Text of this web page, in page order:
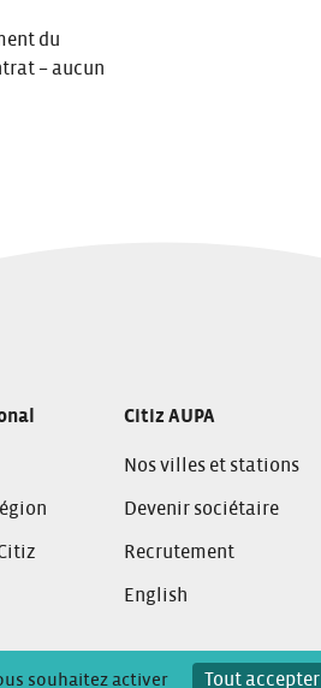
du
– aucun
Citiz AUPA
Nos villes et stations
Devenir sociétaire
Recrutement
English
souhaitez activer Tout accepter